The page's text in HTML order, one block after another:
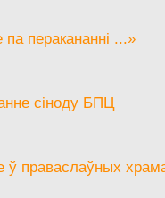
перакананні ...»
сіноду БПЦ
ў праваслаўных